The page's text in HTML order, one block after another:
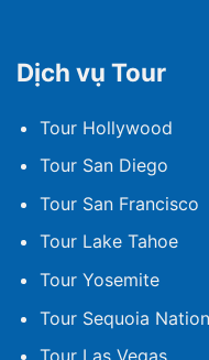
Dịch vụ Tour
Tour Hollywood
Tour San Diego
Tour San Francisco
Tour Lake Tahoe
Tour Yosemite
Tour Sequoia